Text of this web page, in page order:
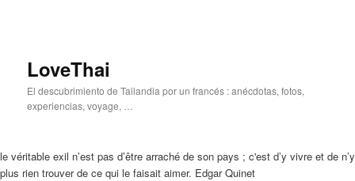
LoveThai
El descubrimiento de Tailandia por un francés : anécdotas, fotos,
experiencias, voyage, …
le véritable exil n’est pas d’être arraché de son pays ; c'est d’y vivre et de n’y
plus rien trouver de ce qui le faisait aimer. Edgar Quinet